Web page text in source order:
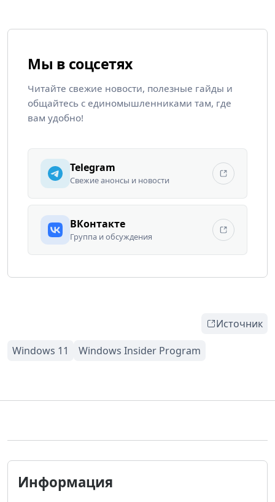
Мы в соцсетях
Читайте свежие новости, полезные гайды и
общайтесь с единомышленниками там, где
вам удобно!
Telegram
Свежие анонсы и новости
ВКонтакте
Группа и обсуждения
Источник
Информация